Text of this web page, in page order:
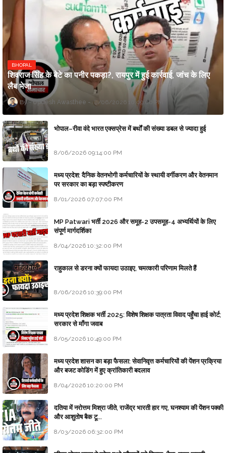
BHOPAL
शिवराज सिंह के बेटे का पनीर पकड़ा?, रायपुर में हुई कार्रवाई, जांच के लिए
लैब भेजा
Updesh Awasthee 8/06/2026 10:09:00 PM
भोपाल–रीवा वंदे भारत एक्सप्रेस में बर्थों की संख्या डबल से ज्यादा हुई
8/06/2026 09:14:00 PM
मध्य प्रदेश: दैनिक वेतनभोगी कर्मचारियों के स्थायी वर्गीकरण और वेतनमान
पर सरकार का बड़ा स्पष्टीकरण
8/01/2026 07:07:00 PM
MP Patwari भर्ती 2026 और समूह-2 उपसमूह-4 अभ्यर्थियों के लिए
संपूर्ण मार्गदर्शिका
8/04/2026 10:32:00 PM
राहुकाल से डरना क्यों फायदा उठाइए, चमत्कारी परिणाम मिलते हैं
8/06/2026 10:39:00 PM
मध्य प्रदेश शिक्षक भर्ती 2025: विशेष शिक्षक पात्रता विवाद पहुँचा हाई कोर्ट;
सरकार से माँगा जवाब
8/05/2026 10:49:00 PM
मध्य प्रदेश शासन का बड़ा फैसला: सेवानिवृत्त कर्मचारियों की पेंशन प्रक्रिया
और बजट कोडिंग में हुए क्रांतिकारी बदलाव
8/04/2026 10:20:00 PM
दतिया में नरोत्तम मिश्रा जीते, राजेंद्र भारती हार गए, घनश्याम की पेंशन पक्की
और आशुतोष बैक टू...
8/03/2026 06:32:00 PM